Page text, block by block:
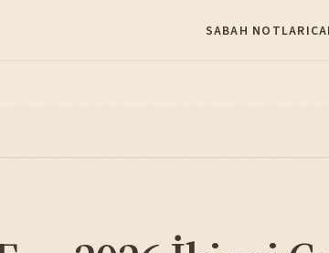
SABAH NOTLARI